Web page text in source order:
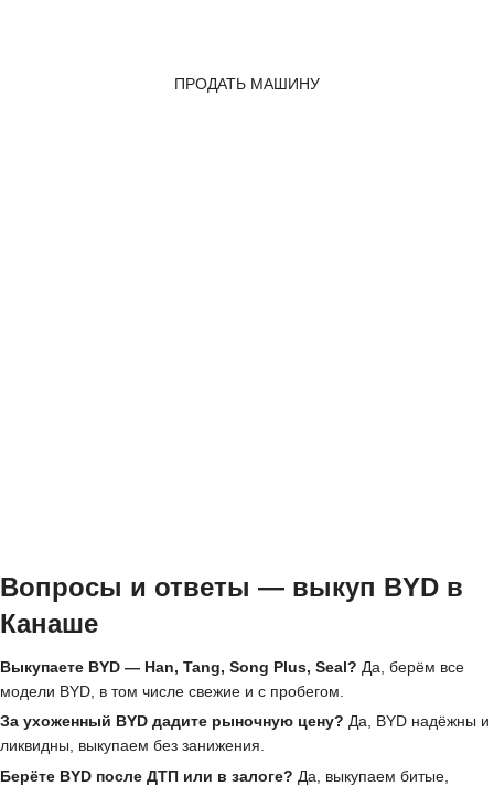
ПРОДАТЬ МАШИНУ
Вопросы и ответы — выкуп BYD в
Канаше
Выкупаете BYD — Han, Tang, Song Plus, Seal? Да, берём все
модели BYD, в том числе свежие и с пробегом.
За ухоженный BYD дадите рыночную цену? Да, BYD надёжны и
ликвидны, выкупаем без занижения.
Берёте BYD после ДТП или в залоге? Да, выкупаем битые,